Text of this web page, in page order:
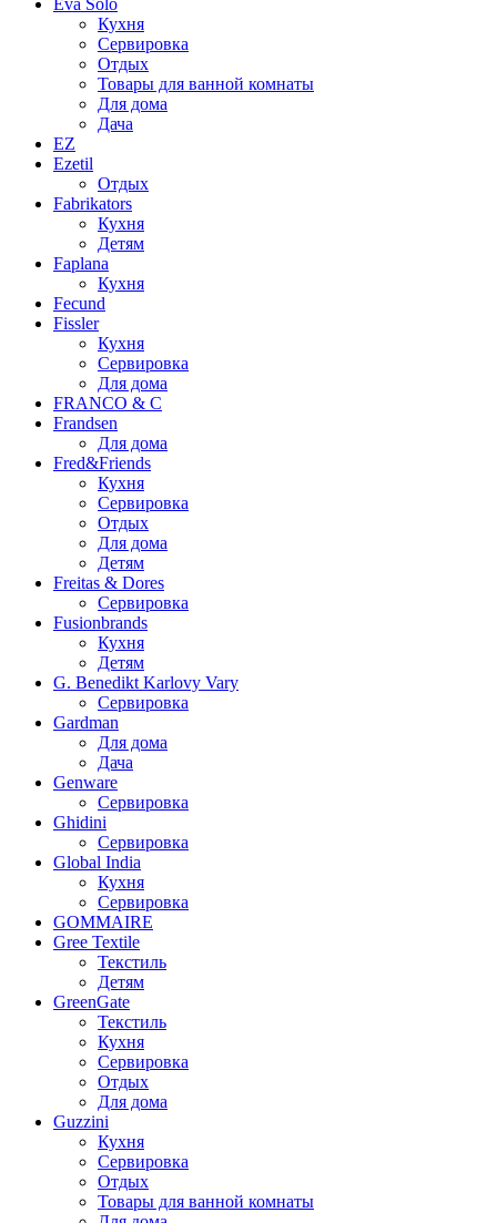
Eva Solo
Кухня
Сервировка
Отдых
Товары для ванной комнаты
Для дома
Дача
EZ
Ezetil
Отдых
Fabrikators
Кухня
Детям
Faplana
Кухня
Fecund
Fissler
Кухня
Сервировка
Для дома
FRANCO & C
Frandsen
Для дома
Fred&Friends
Кухня
Сервировка
Отдых
Для дома
Детям
Freitas & Dores
Сервировка
Fusionbrands
Кухня
Детям
G. Benedikt Karlovy Vary
Сервировка
Gardman
Для дома
Дача
Genware
Сервировка
Ghidini
Сервировка
Global India
Кухня
Сервировка
GOMMAIRE
Gree Textile
Текстиль
Детям
GreenGate
Текстиль
Кухня
Сервировка
Отдых
Для дома
Guzzini
Кухня
Сервировка
Отдых
Товары для ванной комнаты